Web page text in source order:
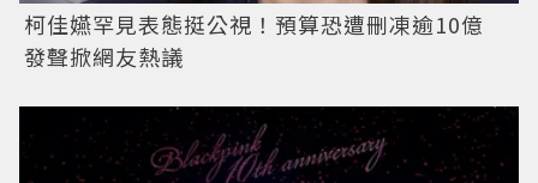
柯佳嬿罕見表態挺公視！預算恐遭刪凍逾10億
發聲掀網友熱議